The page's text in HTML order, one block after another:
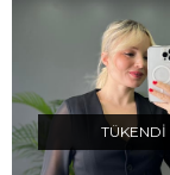
TÜKENDI